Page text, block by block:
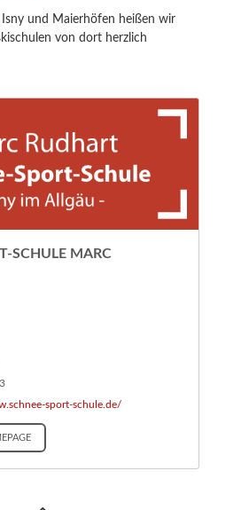
Isny und Maierhöfen heißen wir
von dort herzlich
SCHULE MARC
sport-schule.de/